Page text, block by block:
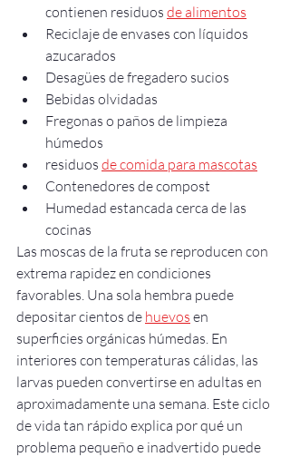
contienen residuos de alimentos
Reciclaje de envases con líquidos
azucarados
Desagües de fregadero sucios
Bebidas olvidadas
Fregonas o paños de limpieza
húmedos
residuos de comida para mascotas
Contenedores de compost
Humedad estancada cerca de las
cocinas
Las moscas de la fruta se reproducen con
extrema rapidez en condiciones
favorables. Una sola hembra puede
depositar cientos de huevos en
superficies orgánicas húmedas. En
interiores con temperaturas cálidas, las
larvas pueden convertirse en adultas en
aproximadamente una semana. Este ciclo
de vida tan rápido explica por qué un
problema pequeño e inadvertido puede